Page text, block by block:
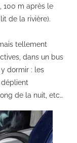
100 m après le
de la rivière).
tellement
dans un bus
dormir : les
déplient
de la nuit, etc…